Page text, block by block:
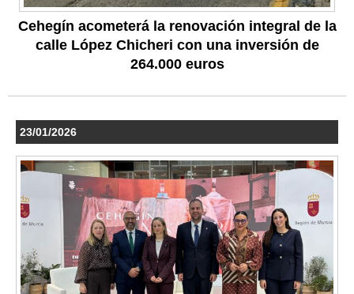
Cehegín acometerá la renovación integral de la
calle López Chicheri con una inversión de
264.000 euros
23/01/2026